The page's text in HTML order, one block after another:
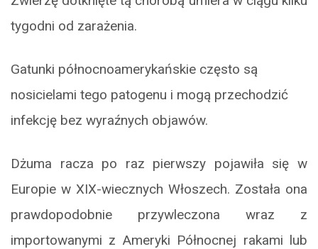
tygodni od zarażenia.
Gatunki północnoamerykańskie często są
nosicielami tego patogenu i mogą przechodzić
infekcję bez wyraźnych objawów.
Dżuma racza po raz pierwszy pojawiła się w
Europie w XIX-wiecznych Włoszech. Została ona
prawdopodobnie przywleczona wraz z
importowanymi z Ameryki Północnej rakami lub